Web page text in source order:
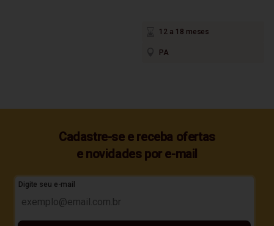
12 a 18 meses
PA
Cadastre-se e receba ofertas
e novidades por e-mail
Digite seu e-mail